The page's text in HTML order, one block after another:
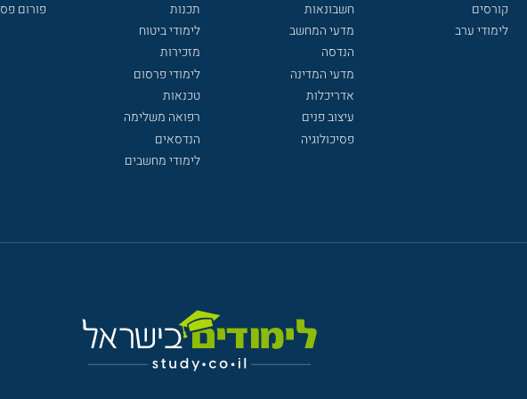
קורסים
לימודי ערב
חשבונאות
מדעי המחשב
הנדסה
מדעי המדינה
אדריכלות
עיצוב פנים
פסיכולוגיה
תכנות
לימודי ביטוח
מזכירות
לימודי פרסום
טכנאות
רפואה משלימה
הנדסאים
לימודי מחשבים
פורום